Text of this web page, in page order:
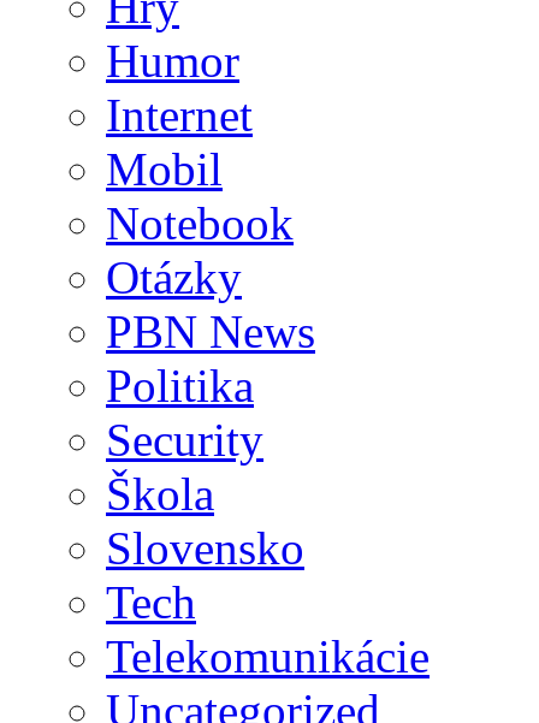
Humor
Internet
Mobil
Notebook
Otázky
PBN News
Politika
Security
Škola
Slovensko
Tech
Telekomunikácie
Uncategorized